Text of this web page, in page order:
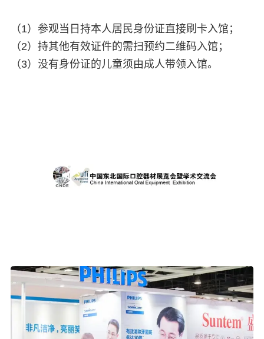
（1）参观当日持本人居民身份证直接刷卡入馆；
（2）持其他有效证件的需扫预约二维码入馆；
（3）没有身份证的儿童须由成人带领入馆。